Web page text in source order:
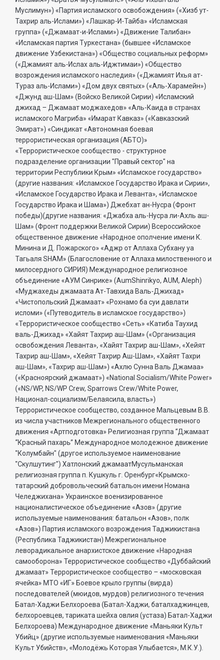
Муслимун») «Партия исламского освобождения» («Хизб ут-
Тахрир аль-Ислами») «Лашкар-И-Тайба» «Исламская
группа» («Джамаат-и-Ислами») «Движение Талибан»
«Исламская партия Туркестана» (бывшее «Исламское
движение Узбекистана») «Общество социальных реформ»
(«Джамият аль-Ислах аль-Иджтимаи») «Общество
возрождения исламского наследия» («Джамият Ихья ат-
Тураз аль-Ислами») «Дом двух святых» («Аль-Харамейн»)
«Джунд аш-Шам» (Войско Великой Сирии) «Исламский
джихад – Джамаат моджахедов» «Аль-Каида в странах
исламского Магриба» «Имарат Кавказ» («Кавказский
Эмират») «Синдикат «Автономная боевая
террористическая организация (АБТО)»
«Террористическое сообщество - структурное
подразделение организации "Правый сектор" на
территории Республики Крым» «Исламское государство»
(другие названия: «Исламское Государство Ирака и Сирии»,
«Исламское Государство Ирака и Леванта», «Исламское
Государство Ирака и Шама») Джебхат ан-Нусра (Фронт
победы)(другие названия: «Джабха аль-Нусра ли-Ахль аш-
Шам» (Фронт поддержки Великой Сирии) Всероссийское
общественное движение «Народное ополчение имени К.
Минина и Д. Пожарского» «Аджр от Аллаха Субхану уа
Тагьаля SHAM» (Благословение от Аллаха милоственного и
милосердного СИРИЯ) Международное религиозное
объединение «АУМ Синрике» (AumShinrikyo, AUM, Aleph)
«Муджахеды джамаата Ат-Тавхида Валь-Джихад»
«Чистопольский Джамаат» «Рохнамо ба суи давлати
исломи» («Путеводитель в исламское государство»)
«Террористическое сообщество «Сеть» «Катиба Таухид
валь-Джихад» «Хайят Тахрир аш-Шам» («Организация
освобождения Леванта», «Хайят Тахрир аш-Шам», «Хейят
Тахрир аш-Шам», «Хейят Тахрир Аш-Шам», «Хайят Тахри
аш-Шам», «Тахрир аш-Шам») «Ахлю Сунна Валь Джамаа»
(«Красноярский джамаат») «National Socialism/White Power»
(«NS/WP, NS/WP Crew, Sparrows Crew/White Power,
Национал-социализм/Белаясила, власть»)
Террористическое сообщество, созданное Мальцевым В.В.
из числа участников Межрегионального общественного
движения «Артподготовка» Религиозная группа “Джамаат
“Красный пахарь” Международное молодежное движение
"Колумбайн" (другое используемое наименование
"Скулшутинг") Хатлонский джамаатМусульманская
религиозная группа п. Кушкуль г. Оренбург«Крымско-
татарский добровольческий батальон имени Номана
Челеджихана» Украинское военизированное
националистическое объединение «Азов» (другие
используемые наименования: батальон «Азов», полк
«Азов») Партия исламского возрождения Таджикистана
(Республика Таджикистан) Межрегиональное
леворадикальное анархистское движение «Народная
самооборона» Террористическое сообщество «Дуббайский
джамаат» Террористическое сообщество – «московская
ячейка» МТО «ИГ» Боевое крыло группы (вирда)
последователей (мюидов, мурдов) религиозного течения
Батал-Хаджи Белхороева (Батал-Хаджи, баталхаджинцев,
белхороевцев, тариката шейха овлия (устаза) Батал-Хаджи
Белхороева) Международное движение «Маньяки Культ
Убийц» (другие используемые наименования «Маньяки
Культ Убийств», «Молодёжь Которая Улыбается», М.К.У.).